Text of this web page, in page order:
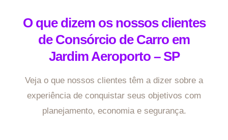
O que dizem os nossos clientes
de Consórcio de Carro em
Jardim Aeroporto – SP
Veja o que nossos clientes têm a dizer sobre a
experiência de conquistar seus objetivos com
planejamento, economia e segurança.